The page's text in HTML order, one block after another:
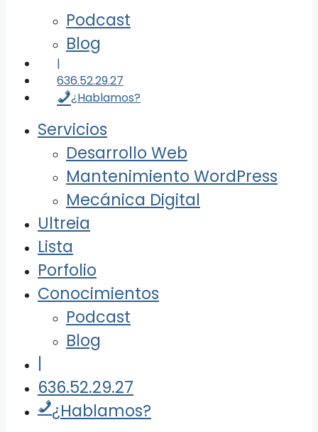
Podcast
Blog
|
636.52.29.27
¿Hablamos?
Servicios
Desarrollo Web
Mantenimiento WordPress
Mecánica Digital
Ultreia
Lista
Porfolio
Conocimientos
Podcast
Blog
|
636.52.29.27
¿Hablamos?